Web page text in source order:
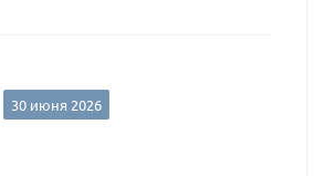
30 июня 2026